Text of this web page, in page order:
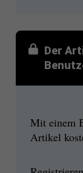
Der
Mit einem
Artikel